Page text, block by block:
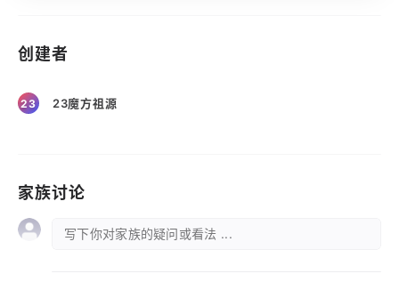
创建者
23 23魔方祖源
家族讨论
写下你对家族的疑问或看法 ...